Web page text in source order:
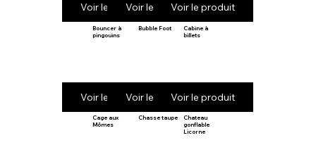
Voir le produitVoir le produitVoir le produit
Bouncer à
pingouins
Voir le produit
Bubble Foot
Voir le produit
Cabine à
billets
Voir le produit
Cage aux
Mômes
Chasse taupe
Chateau
gonflable
Licorne